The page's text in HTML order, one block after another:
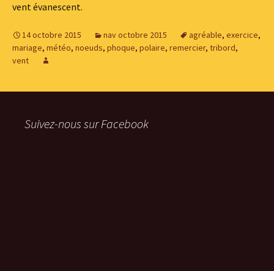
vent évanescent.
14 octobre 2015 nav octobre 2015 agréable, exercice,
mariage, météo, noeuds, phoque, polaire, remercier, tribord,
vent
Suivez-nous sur Facebook